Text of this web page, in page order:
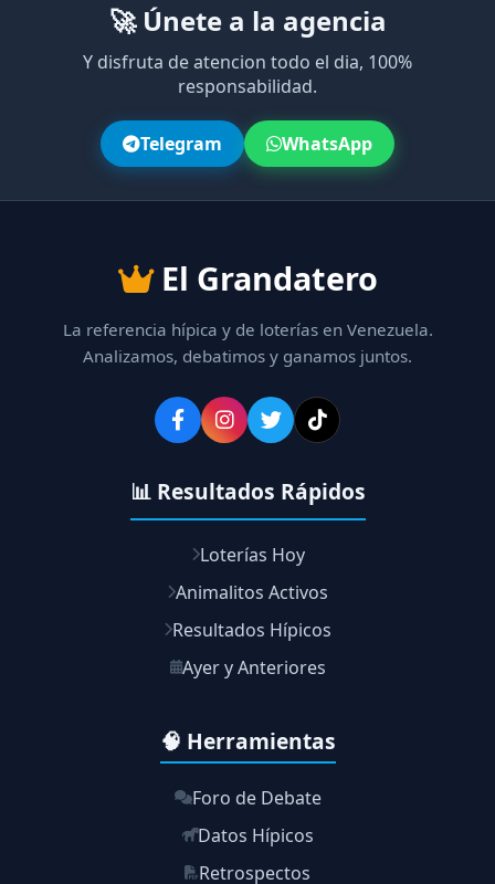
🚀 Únete a la agencia
Y disfruta de atencion todo el dia, 100%
responsabilidad.
Telegram WhatsApp
El Grandatero
La referencia hípica y de loterías en Venezuela.
Analizamos, debatimos y ganamos juntos.
📊 Resultados Rápidos
Loterías Hoy
Animalitos Activos
Resultados Hípicos
Ayer y Anteriores
🧠 Herramientas
Foro de Debate
Datos Hípicos
Retrospectos